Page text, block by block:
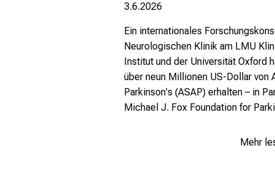
3.6.2026
Ein internationales
Neurologischen Klinik am LMU
Institut und der Universität Oxford
über neun Millionen US-Dollar von
Parkinson's (ASAP) erhalten – in
Michael J. Fox Foundation for
Mehr